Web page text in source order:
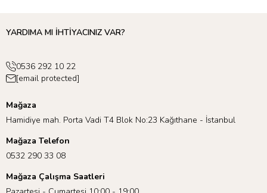
YARDIMA MI İHTİYACINIZ VAR?
0536 292 10 22
[email protected]
Mağaza
Hamidiye mah. Porta Vadi T4 Blok No:23 Kağıthane - İstanbul
Mağaza Telefon
0532 290 33 08
Mağaza Çalışma Saatleri